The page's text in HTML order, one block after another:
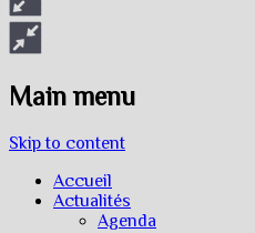
Main menu
Skip to content
Accueil
Actualités
Agenda